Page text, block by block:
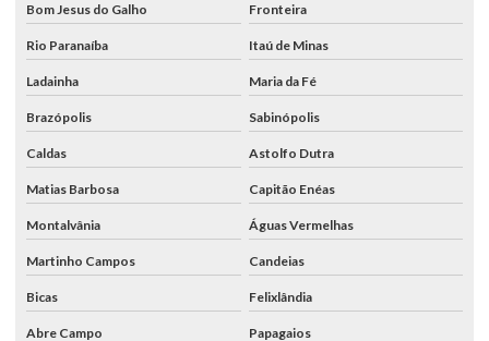
Bom Jesus do Galho Fronteira
Rio Paranaíba Itaú de Minas
Ladainha Maria da Fé
Brazópolis Sabinópolis
Caldas Astolfo Dutra
Matias Barbosa Capitão Enéas
Montalvânia Águas Vermelhas
Martinho Campos Candeias
Bicas Felixlândia
Abre Campo Papagaios